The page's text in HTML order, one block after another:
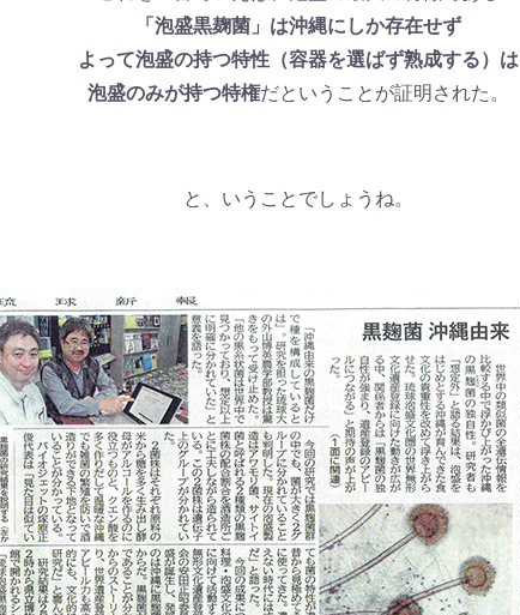
「泡盛黒麹菌」は沖縄にしか存在せず
よって泡盛の持つ特性（容器を選ばず熟成する）は
泡盛のみが持つ特権だということが証明された。
と、いうことでしょうね。